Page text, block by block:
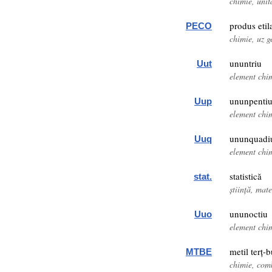
PECO produs
chimie, uz
Uut ununtriu
element
Uup ununpentiu
element
Uuq
element
stat. statistică
știință,
Uuo ununoctiu
element
MTBE metil terț-
chimie,